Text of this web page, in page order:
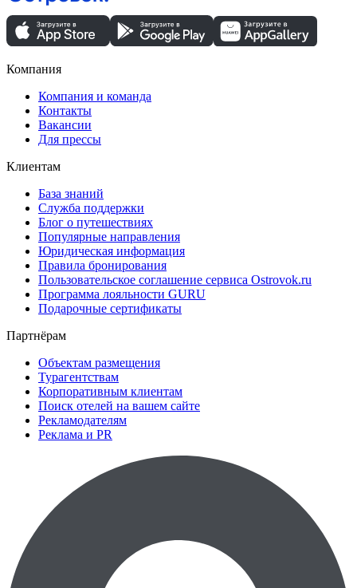
Компания
Компания и команда
Контакты
Вакансии
Для прессы
Клиентам
База знаний
Служба поддержки
Блог о путешествиях
Популярные направления
Юридическая информация
Правила бронирования
Пользовательское соглашение сервиса Ostrovok.ru
Программа лояльности GURU
Подарочные сертификаты
Партнёрам
Объектам размещения
Турагентствам
Корпоративным клиентам
Поиск отелей на вашем сайте
Рекламодателям
Реклама и PR